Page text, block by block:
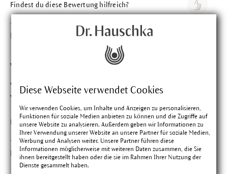
Diese Webseite verwendet Cookies
Wir verwenden Cookies, um Inhalte und Anzeigen zu personalisieren,
Funktionen für soziale Medien anbieten zu können und die Zugriffe auf
unsere Website zu analysieren. Außerdem geben wir Informationen zu
Ihrer Verwendung unserer Website an unsere Partner für soziale Medien,
Werbung und Analysen weiter. Unsere Partner führen diese
Informationen möglicherweise mit weiteren Daten zusammen, die Sie
ihnen bereitgestellt haben oder die sie im Rahmen Ihrer Nutzung der
Dienste gesammelt haben.
Findest du diese Bewertung hilfreich?
Wunder
Wirkt bei meiner Tochter und ihrer unreinen Haut gerade
Wunder ...
Findest du diese Bewertung hilfreich?
Hannah S. Bewertung mit 4
Verifizierter Kauf